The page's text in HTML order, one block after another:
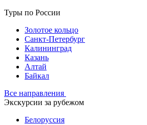
Туры по России
Золотое кольцо
Санкт-Петербург
Калининград
Казань
Алтай
Байкал
Все направления
Экскурсии за рубежом
Белоруссия